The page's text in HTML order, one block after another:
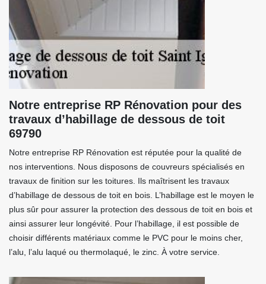
Notre entreprise RP Rénovation pour des
travaux d’habillage de dessous de toit
69790
Notre entreprise RP Rénovation est réputée pour la qualité de
nos interventions. Nous disposons de couvreurs spécialisés en
travaux de finition sur les toitures. Ils maîtrisent les travaux
d’habillage de dessous de toit en bois. L’habillage est le moyen le
plus sûr pour assurer la protection des dessous de toit en bois et
ainsi assurer leur longévité. Pour l’habillage, il est possible de
choisir différents matériaux comme le PVC pour le moins cher,
l’alu, l’alu laqué ou thermolaqué, le zinc. À votre service.